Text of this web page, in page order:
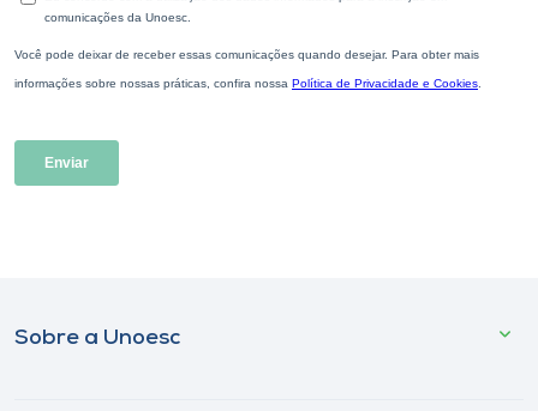
Sobre a Unoesc